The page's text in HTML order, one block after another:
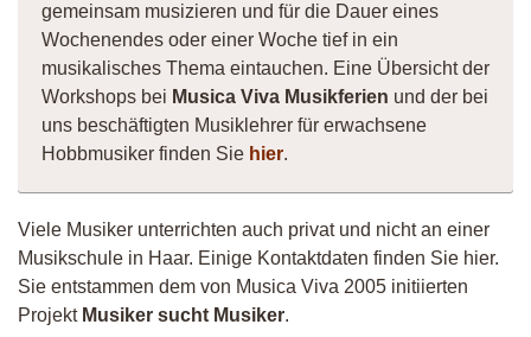
gemeinsam musizieren und für die Dauer eines
Wochenendes oder einer Woche tief in ein
musikalisches Thema eintauchen. Eine Übersicht der
Workshops bei Musica Viva Musikferien und der bei
uns beschäftigten Musiklehrer für erwachsene
Hobbmusiker finden Sie hier.
Viele Musiker unterrichten auch privat und nicht an einer
Musikschule in Haar. Einige Kontaktdaten finden Sie hier.
Sie entstammen dem von Musica Viva 2005 initiierten
Projekt Musiker sucht Musiker.